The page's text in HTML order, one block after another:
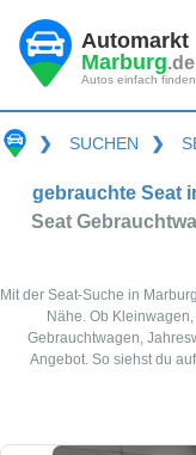
Automarkt
Marburg.de
Autos einfach finden
❯ SUCHEN ❯
gebrauchte Seat
Seat
Mit der Seat-Suche in
Nähe. Ob
Gebrauchtwagen,
Angebot. So siehst du